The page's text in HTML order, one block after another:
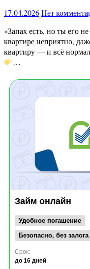
17.04.2026Нет
«Запах есть, но ты его не чувствуешь: 7 причин, почему в
квартире неприятно,
квартиру — и всё
…
Займ онлайн
Удобное погашение
Безопасно, без
Срок:
до 16 дней